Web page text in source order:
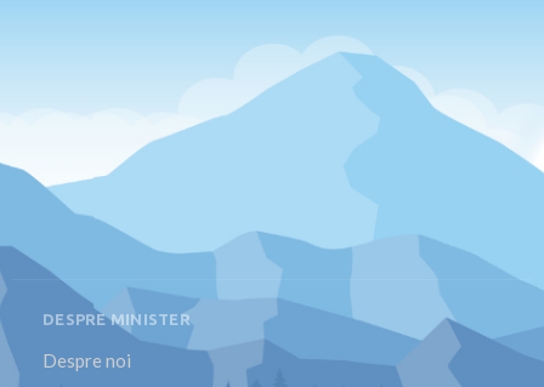
DESPRE MINISTER
Despre noi